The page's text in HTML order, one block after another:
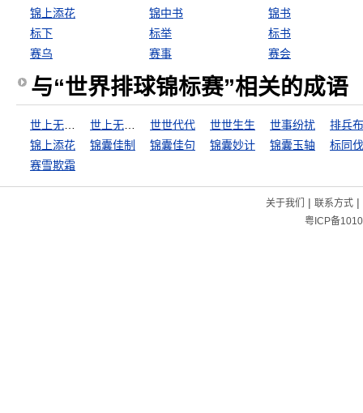
锦上添花
锦中书
锦书
标下
标举
标书
赛乌
赛事 赛会
与“世界排球锦标赛”相关的成语
世世代代 世世生生 世事纷扰
排兵
锦上添花
锦囊佳制 锦囊佳句 锦囊妙计 锦囊玉轴
标同
赛雪欺霜
关于我们 | 联系方式|
粤ICP备